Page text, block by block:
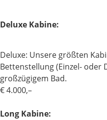
Deluxe Kabine:
Deluxe: Unsere größten
Bettenstellung (Einzel- oder
großzügigem Bad.
€ 4.000,–
Long Kabine: